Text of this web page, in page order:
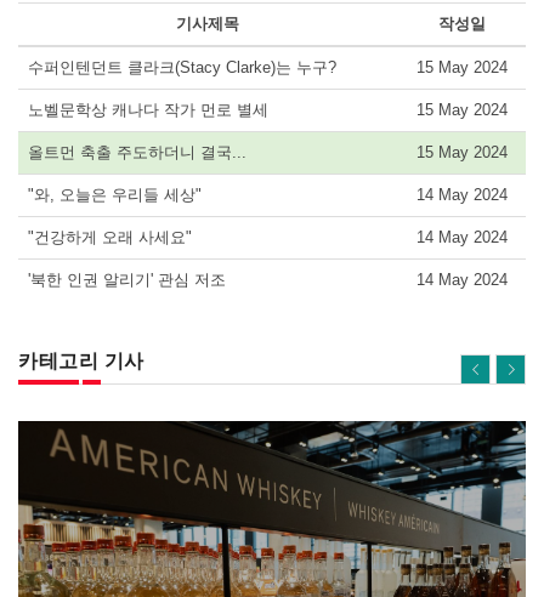
기사제목 작성일
수퍼인텐던트 클라크(Stacy Clarke)는 누구? 15 May 2024
노벨문학상 캐나다 작가 먼로 별세 15 May 2024
올트먼 축출 주도하더니 결국... 15 May 2024
"와, 오늘은 우리들 세상" 14 May 2024
"건강하게 오래 사세요" 14 May 2024
'북한 인권 알리기' 관심 저조 14 May 2024
카테고리 기사